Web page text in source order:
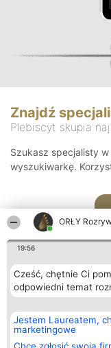
ORŁY
19:56
Cześć, chętnie Ci
odpowiedni temat
Jestem Laureatem,
marketingowe
Znajdź
Plebiscyt skupia
Szukasz specjalisty
wyszukiwarkę.
Organizator plebiscytu
Bright Side Solutions sp. z o.
o. sp. k.
ul. Ruska 22